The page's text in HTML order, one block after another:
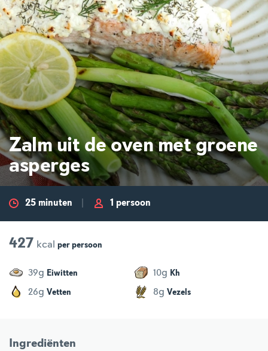
Zalm uit de oven met groene
asperges
25 minuten 1 persoon
427 kcal per persoon
39g Eiwitten 10g Kh
26g Vetten 8g Vezels
Ingrediënten